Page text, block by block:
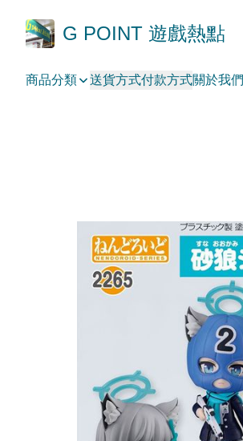
G POINT 遊戲熱點
商品分類 送貨方式付款方式關於我們